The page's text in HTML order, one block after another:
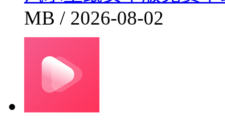
MB / 2026-08-02